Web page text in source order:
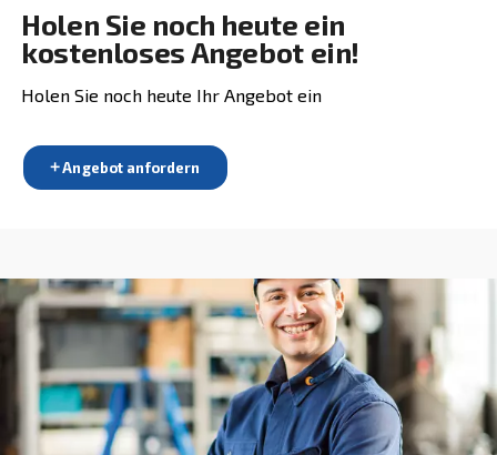
Weiter zu Kolbenkompressoren